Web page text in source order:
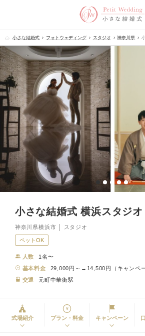
小さな結婚式 フォトウェディング スタジオ 神奈川県
小さな結婚式 横浜スタジオ
神奈川県横浜市 │ スタジオ
ペットOK
人数
1名〜
基本料金
29,000円～→14,500円（キャンペー
交通
元町中華街駅
式場紹介 プラン・料金 キャンペーン